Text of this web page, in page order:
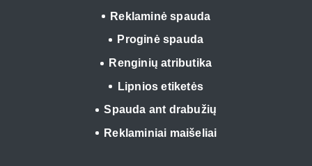
Reklaminė spauda
Proginė spauda
Renginių atributika
Lipnios etiketės
Spauda ant drabužių
Reklaminiai maišeliai